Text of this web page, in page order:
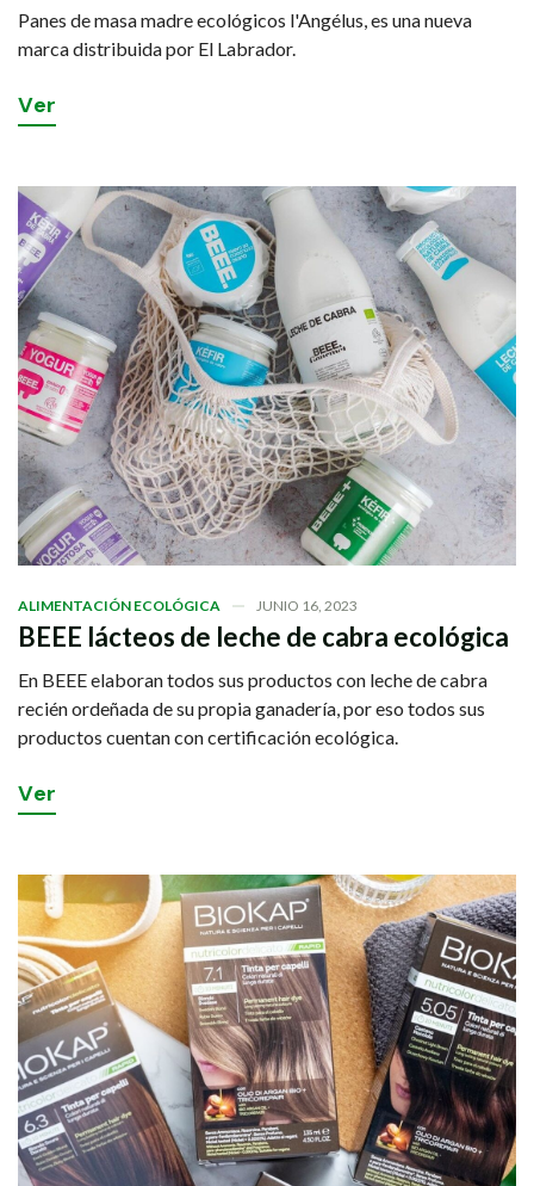
Panes de masa madre ecológicos l'Angélus, es una nueva
marca distribuida por El Labrador.
Ver
ALIMENTACIÓN ECOLÓGICA JUNIO 16, 2023
BEEE lácteos de leche de cabra ecológica
En BEEE elaboran todos sus productos con leche de cabra
recién ordeñada de su propia ganadería, por eso todos sus
productos cuentan con certificación ecológica.
Ver